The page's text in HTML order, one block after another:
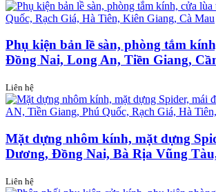
Phụ kiện bản lề sàn, phòng tắm
Đồng Nai, Long An, Tiền Giang,
Liên hệ
Mặt dựng nhôm kính, mặt dựng
Dương, Đồng Nai, Bà Rịa Vũng
Liên hệ